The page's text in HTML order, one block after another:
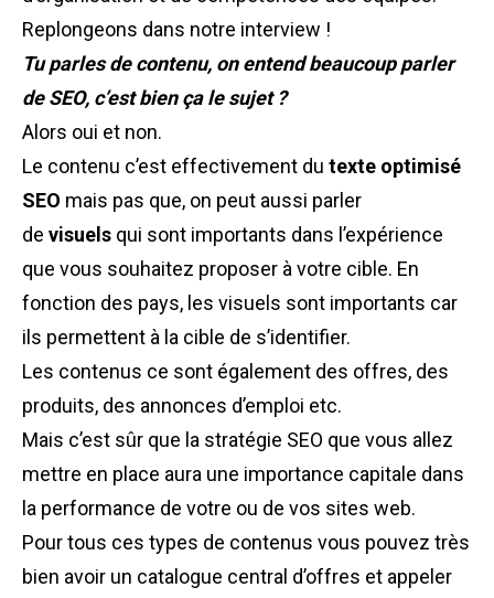
Replongeons dans notre interview !
Tu parles de contenu, on entend beaucoup parler
deSEO, c’est bien ça le sujet ?
Alors oui et non.
Le contenu c’est effectivement du texte optimisé
SEO mais pas que, on peut aussi parler
de visuels qui sont importants dans l’expérience
que vous souhaitez proposer à votre cible. En
fonction des pays, les visuels sont importants car
ils permettent à la cible de s’identifier.
Les contenus ce sont également des offres, des
produits, des annonces d’emploi etc.
Mais c’est sûr que la stratégie SEO que vous allez
mettre en place aura une importance capitale dans
la performance de votre ou de vos sites web.
Pour tous ces types de contenus vous pouvez très
bien avoir un catalogue central d’offres et appeler